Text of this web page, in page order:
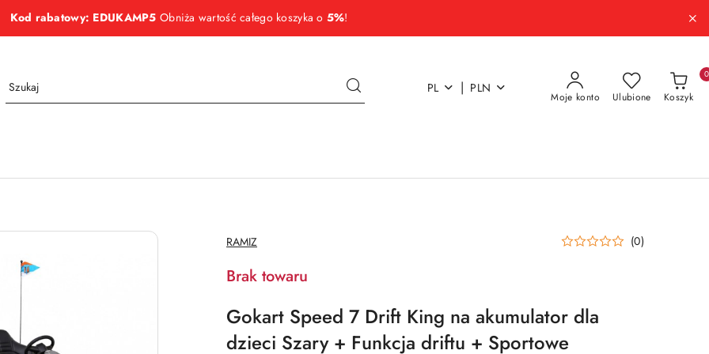
Kod rabatowy: EDUKAMP5 Obniża wartość całego koszyka o 5%!
PL | PLN
Moje konto Ulubione Koszyk
0
NAZWA
PRODUCENTA:
RAMIZ (0)
Brak towaru
Gokart Speed 7 Drift King na akumulator dla
dzieci Szary + Funkcja driftu + Sportowe